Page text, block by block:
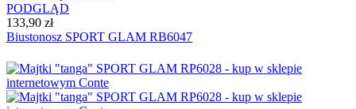
PODGLĄD
133,90 zł
Biustonosz SPORT GLAM RB6047